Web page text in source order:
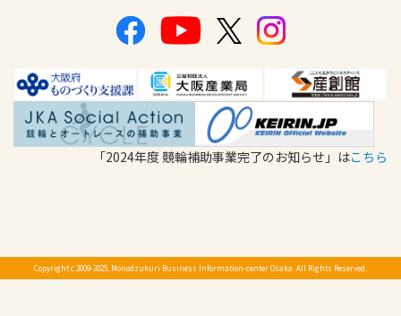
「2024年度 競輪補助事業完了のお知らせ」はこちら
Copyright c 2009-2025, Monodzukuri Business Information-center Osaka. All Rights Reserved.